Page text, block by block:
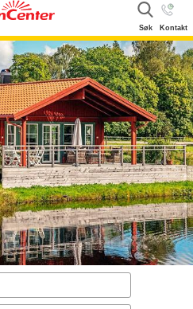
Kontakt
Søk